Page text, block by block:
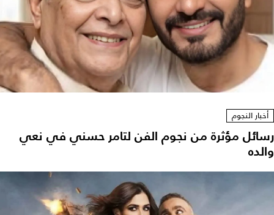
أخبار النجوم
رسائل مؤثرة من نجوم الفن لتامر حسني في نعي
والده